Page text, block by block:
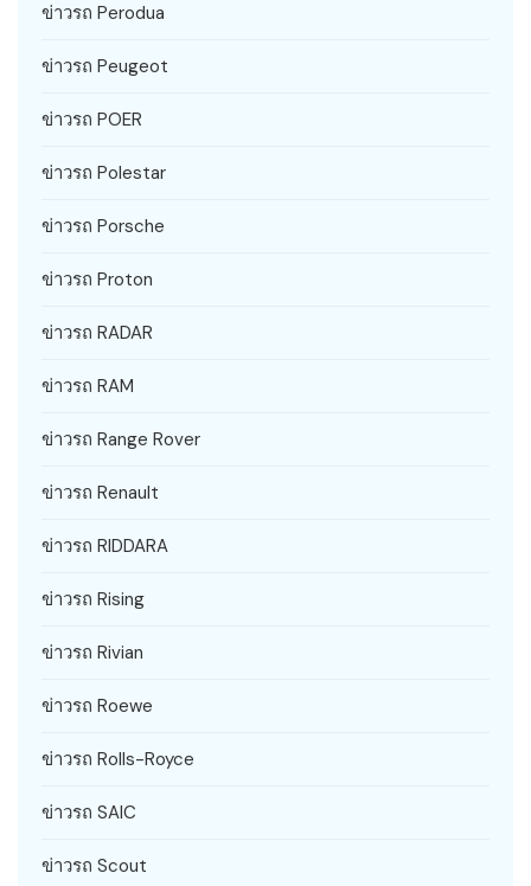
ข่าวรถ Perodua
ข่าวรถ Peugeot
ข่าวรถ POER
ข่าวรถ Polestar
ข่าวรถ Porsche
ข่าวรถ Proton
ข่าวรถ RADAR
ข่าวรถ RAM
ข่าวรถ Range Rover
ข่าวรถ Renault
ข่าวรถ RIDDARA
ข่าวรถ Rising
ข่าวรถ Rivian
ข่าวรถ Roewe
ข่าวรถ Rolls-Royce
ข่าวรถ SAIC
ข่าวรถ Scout